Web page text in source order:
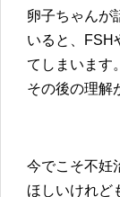
卵子ちゃんが
いると、FSH
てしまいます
その後の理解
今でこそ不妊
ほしいけれど